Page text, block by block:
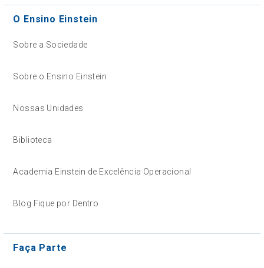
O Ensino Einstein
Sobre a Sociedade
Sobre o Ensino Einstein
Nossas Unidades
Biblioteca
Academia Einstein de Excelência Operacional
Blog Fique por Dentro
Faça Parte